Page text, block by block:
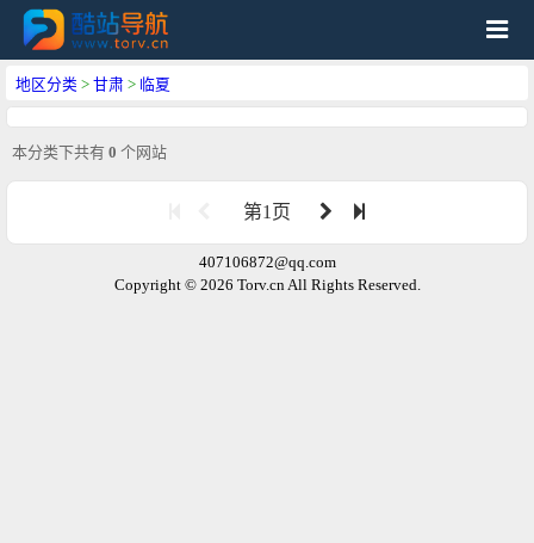
地区分类 > 甘肃 > 临夏
本分类下共有 0 个网站
第1页
407106872@qq.com
Copyright © 2026 Torv.cn All Rights Reserved.